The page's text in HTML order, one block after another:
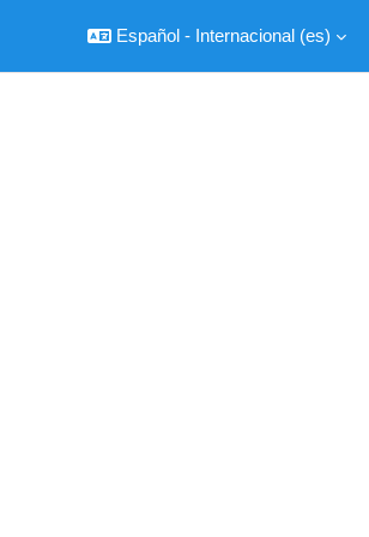
Español - Internacional ‎(es)‎